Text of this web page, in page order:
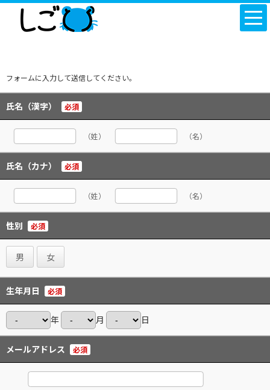
フォームに入力して送信してください。
氏名（漢字） 必須
（姓） （名）
氏名（カナ） 必須
（姓） （名）
性別 必須
男 女
生年月日 必須
年 月 日
メールアドレス 必須